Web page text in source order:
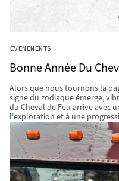
ÉVÉNEMENTS
Bonne Année Du
Alors que nous tournons la
signe du zodiaque émerge,
du Cheval de Feu arrive avec
l'exploration et à une